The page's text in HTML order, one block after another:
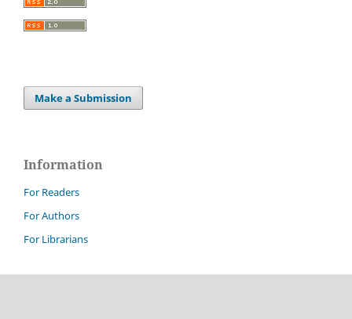
Make a Submission
Information
For Readers
For Authors
For Librarians